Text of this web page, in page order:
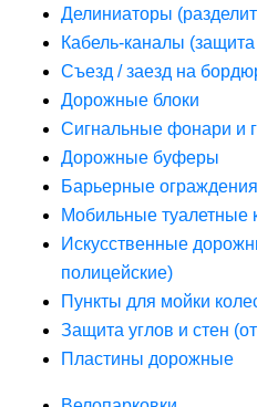
Делиниаторы
Кабель-каналы
Съезд / заезд на
Дорожные блоки
Сигнальные фонари и
Дорожные буферы
Барьерные ограждения
Мобильные туалетные
Искусственные
полицейские)
Пункты для мойки
Защита углов и стен
Пластины дорожные